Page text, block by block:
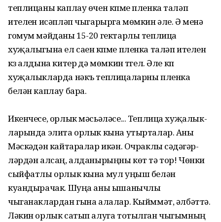
теплицаны каплау өчен күпме пленка таләп
ителүен исәпләп чыгарырга мөмкин әле. Ә менә
гомум мәйданы 15-20 гектарлы теплица
хуҗалыгына ел саен күпме пленка таләп ителүен
күз алдына китерү дә мөмкин түгел. Әле күп
хуҗалыкларда нәкъ теплицаларны пленка
белән каплау бара.
Икенчесе, орлык мәсьә­ләсе... Теплица хуҗалык­
ла­рында элита орлык кына утырталар. Аны
Мәскәүдән кайта­ралар икән. Очраклы сәүдә­гәр­
ләрдән алсаң, ал­данырыңны көт тә тор! Чөнки
сыйфатлы орлык кына мул уңыш белән
куандырачак. Шуңа аны ышанычлы
чыганаклардан гына алалар. Кыйммәт, әлбәттә.
Ләкин орлык сатып алуга тотыл­ган чыгымның